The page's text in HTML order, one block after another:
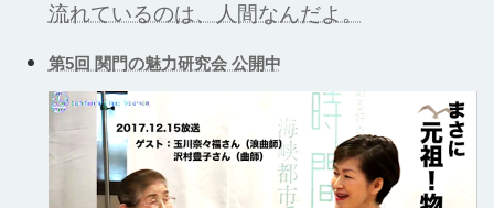
流れているのは、人間なんだよ。
第5回 関門の魅力研究会 公開中